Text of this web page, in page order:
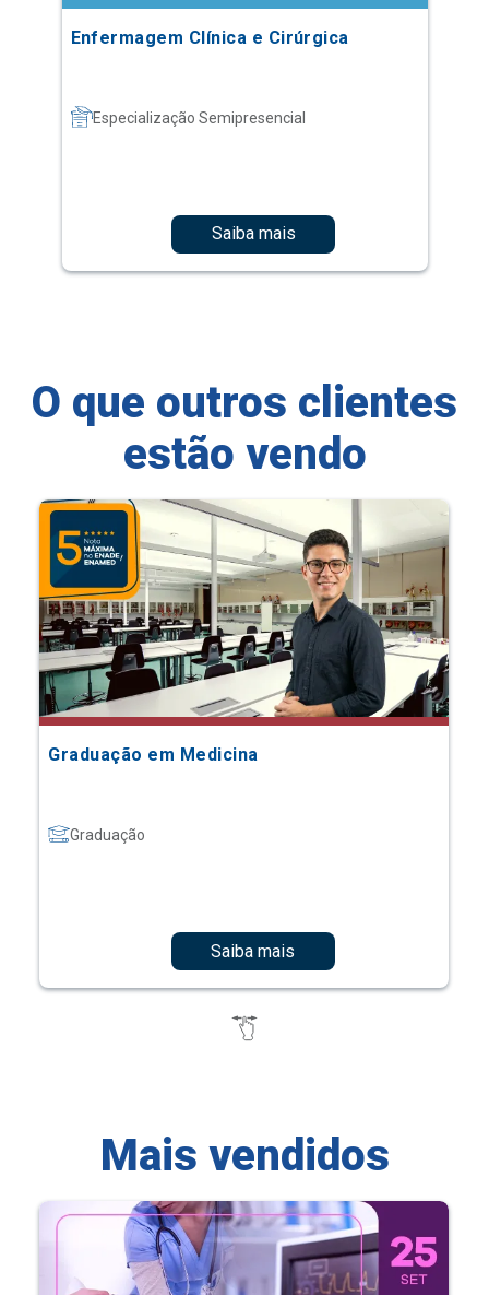
Enfermagem Clínica e Cirúrgica
Especialização Semipresencial
Saiba mais
O que outros clientes
estão vendo
Graduação em Medicina
Graduação
Saiba mais
Mais vendidos